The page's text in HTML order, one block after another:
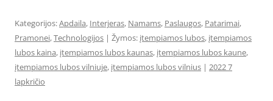
Kategorijos:Apdaila, Interjeras, Namams, Paslaugos, Patarimai,
Pramonei,Technologijos | Žymos: įtempiamos lubos, įtempiamos
lubos kaina, įtempiamos lubos kaunas, įtempiamos lubos kaune,
įtempiamos lubos vilniuje, įtempiamos lubos vilnius | 2022 7
lapkričio